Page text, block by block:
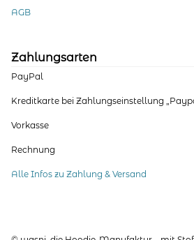
AGB
Zahlungsarten
PayPal
Kreditkarte bei Zahlungseinstellung
Vorkasse
Rechnung
Alle Infos zu Zahlung & Versand